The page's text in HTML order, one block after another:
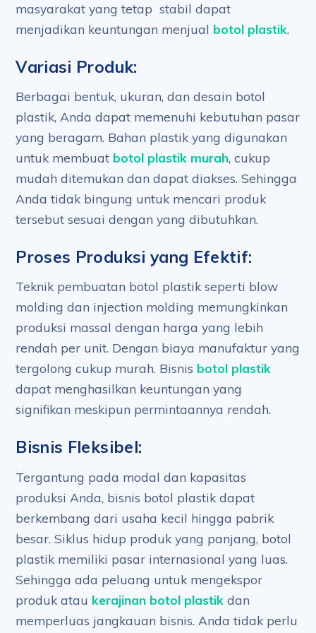
masyarakat yang tetap stabil dapat
menjadikan keuntungan menjual botol plastik.
Variasi Produk:
Berbagai bentuk, ukuran, dan desain botol
plastik, Anda dapat memenuhi kebutuhan pasar
yang beragam. Bahan plastik yang digunakan
untuk membuat botol plastik murah, cukup
mudah ditemukan dan dapat diakses. Sehingga
Anda tidak bingung untuk mencari produk
tersebut sesuai dengan yang dibutuhkan.
Proses Produksi yang Efektif:
Teknik pembuatan botol plastik seperti blow
molding dan injection molding memungkinkan
produksi massal dengan harga yang lebih
rendah per unit. Dengan biaya manufaktur yang
tergolong cukup murah. Bisnis botol plastik
dapat menghasilkan keuntungan yang
signifikan meskipun permintaannya rendah.
Bisnis Fleksibel:
Tergantung pada modal dan kapasitas
produksi Anda, bisnis botol plastik dapat
berkembang dari usaha kecil hingga pabrik
besar. Siklus hidup produk yang panjang, botol
plastik memiliki pasar internasional yang luas.
Sehingga ada peluang untuk mengekspor
produk atau kerajinan botol plastik dan
memperluas jangkauan bisnis. Anda tidak perlu